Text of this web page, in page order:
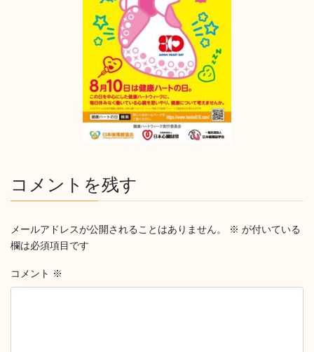
コメントを残す
メールアドレスが公開されることはありません。 ※ が付いている
欄は必須項目です
コメント ※